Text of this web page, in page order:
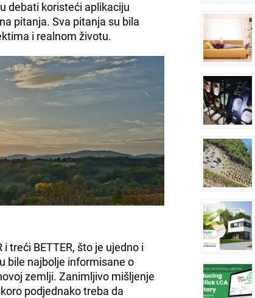
debati koristeći aplikaciju
pitanja. Sva pitanja su bila
i realnom životu.
treći BETTER, što je ujedno i
bile najbolje informisane o
zemlji. Zanimljivo mišljenje
podjednako treba da